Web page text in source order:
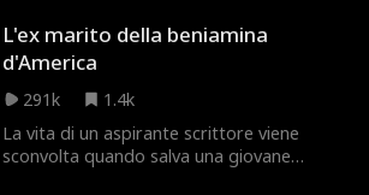
L'ex marito della beniamina
d'America
291k
1.4k
La vita di un aspirante scrittore viene
sconvolta quando salva una giovane